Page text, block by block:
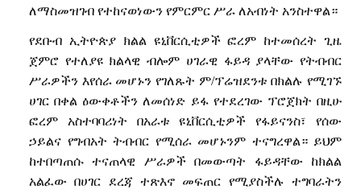
ለማስመዝገብ የተከናወነውን የምርምር ሥራ ለአብነት አንስተዋል።
የደቡብ ኢትዮጵያ ክልል ዩኒቨርሲቲዎች ፎረም ከተመሰረት ጊዜ
ጀምሮ የተለያዩ ክልላዊ ብሎም ሀገራዊ ፋይዳ ያላቸው የትብብር
ሥራዎችን እየሰራ መሆኑን የገለጹት ም/ፕሬዝደንቱ በክልሉ የሚገኙ
ሀገር በቀል ዕውቀቶችን ለመሰነድ ይፋ የተደረገው ፕሮጀክት በዚሁ
ፎረም
አስተባባሪነት በአራቱ ዩኒቨርሲቲዎች የፋይናንስ፣
የሰው
ኃይልና የግብአት ትብብር የሚሰራ መሆኑንም ተናግረዋል። ይህም
ከተበጣጠሱ
ተናጠላዊ ሥራዎች በመውጣት ፋይዳቸው
ከክልል
አልፈው
በሀገር ደረጃ ተጽእኖ መፍጠር የሚያስችሉ
ተግባራትን